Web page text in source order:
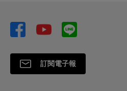
訂閱電子報